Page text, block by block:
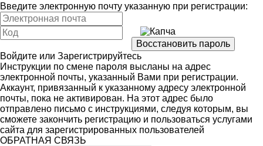
Введите электронную почту указанную при регистрации:
Войдите или Зарегистрируйтесь
Инструкции по смене пароля высланы на адрес
электронной почты, указанный Вами при регистрации.
Аккаунт, привязанный к указанному адресу электронной
почты, пока не активирован. На этот адрес было
отправлено письмо с инструкциями, следуя которым, вы
сможете закончить регистрацию и пользоваться услугами
сайта для зарегистрированных пользователей
ОБРАТНАЯ СВЯЗЬ